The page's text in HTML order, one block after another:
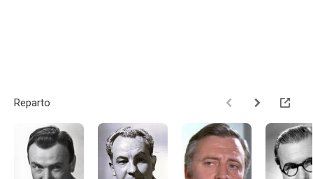
Reparto